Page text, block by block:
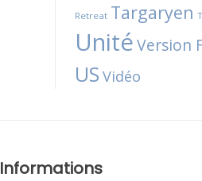
Retreat Targaryen
UnitéVersion
US Vidéo
Informations